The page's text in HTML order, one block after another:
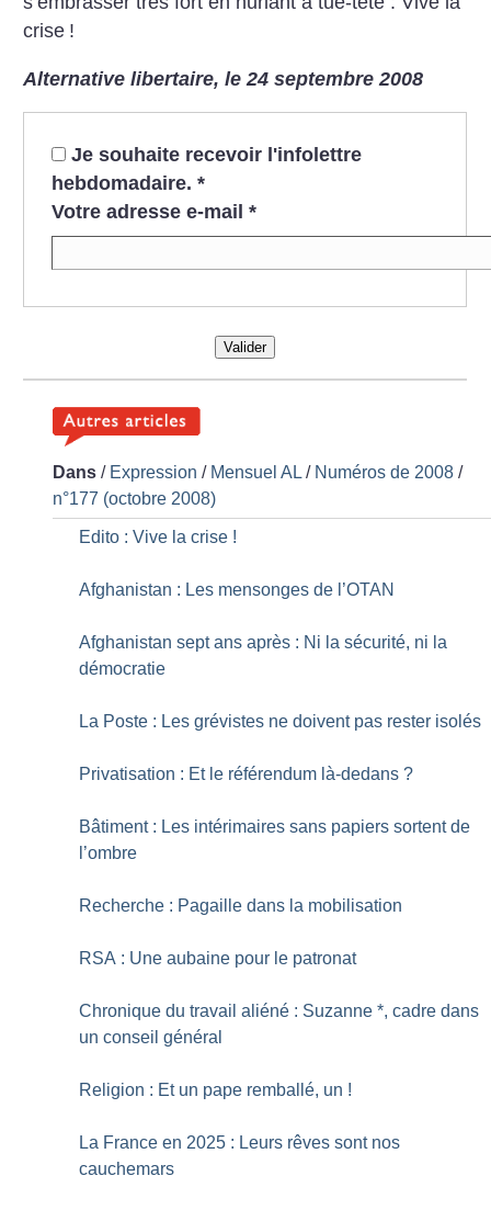
crise !
Alternative libertaire, le 24 septembre 2008
Je souhaite recevoir l'infolettre
hebdomadaire. *
Votre adresse e-mail *
Valider
Dans / Expression / Mensuel AL / Numéros de 2008 /
n°177 (octobre 2008)
Edito : Vive la crise !
Afghanistan : Les mensonges de l’OTAN
Afghanistan sept ans après : Ni la sécurité, ni la
démocratie
La Poste : Les grévistes ne doivent pas rester isolés
Privatisation : Et le référendum là-dedans ?
Bâtiment : Les intérimaires sans papiers sortent de
l’ombre
Recherche : Pagaille dans la mobilisation
RSA : Une aubaine pour le patronat
Chronique du travail aliéné : Suzanne *, cadre dans
un conseil général
Religion : Et un pape remballé, un !
La France en 2025 : Leurs rêves sont nos
cauchemars